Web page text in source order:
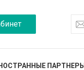
ПАРТНЕРЫ